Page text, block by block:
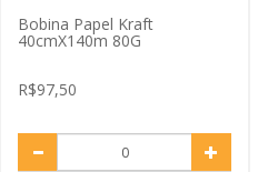
Bobina Papel Kraft
40cmX140m 80G
R$97,50